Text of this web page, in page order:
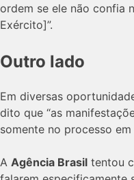
ordem se ele não confia
Exército]”.
Outro lado
Em diversas
dito que “as
somente no processo
A Agência Brasil tentou